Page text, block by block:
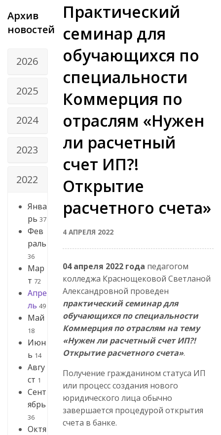
Архив
новостей
2026
2025
2024
2023
2022
Янва
рь 37
Фев
раль
36
Мар
т 72
Апре
ль 49
Май
18
Июн
ь 14
Авгу
ст 1
Сент
ябрь
36
Октя
Практический
семинар для
обучающихся по
специальности
Коммерция по
отраслям «Нужен
ли расчетный
счет ИП?!
Открытие
расчетного счета»
4 АПРЕЛЯ 2022
04 апреля 2022 года педагогом
колледжа Краснощековой Светланой
Александровной проведен
практический семинар для
обучающихся по специальности
Коммерция по отраслям на тему
«Нужен ли расчетный счет ИП?!
Открытие расчетного счета».
Получение гражданином статуса ИП
или процесс создания нового
юридического лица обычно
завершается процедурой открытия
счета в банке.